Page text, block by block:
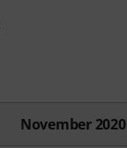
November 2020